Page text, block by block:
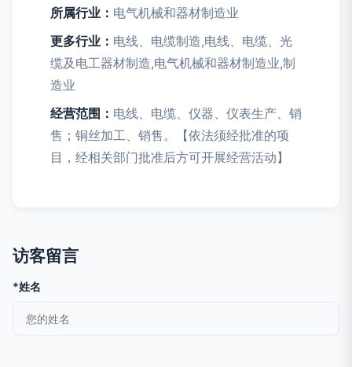
所属行业： 电气机械和器材制造业
更多行业： 电线、电缆制造,电线、电缆、光
缆及电工器材制造,电气机械和器材制造业,制
造业
经营范围： 电线、电缆、仪器、仪表生产、销
售；铜丝加工、销售。【依法须经批准的项
目，经相关部门批准后方可开展经营活动】
访客留言
*姓名